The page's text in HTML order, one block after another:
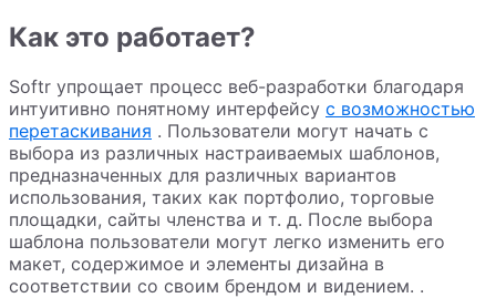
Как это работает?
Softr упрощает процесс веб-разработки благодаря
интуитивно понятному интерфейсу с возможностью
перетаскивания . Пользователи могут начать с
выбора из различных настраиваемых шаблонов,
предназначенных для различных вариантов
использования, таких как портфолио, торговые
площадки, сайты членства и т. д. После выбора
шаблона пользователи могут легко изменить его
макет, содержимое и элементы дизайна в
соответствии со своим брендом и видением. .